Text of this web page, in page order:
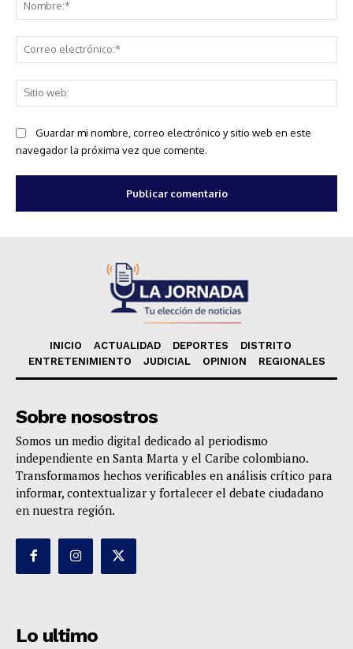
Guardar mi nombre, correo electrónico y sitio web en este
navegador la próxima vez que comente.
INICIO ACTUALIDAD DEPORTES
DISTRITO
ENTRETENIMIENTO
JUDICIAL OPINION REGIONALES
Sobre nosostros
Somos un medio digital dedicado al periodismo
independiente en Santa Marta y el Caribe colombiano.
Transformamos hechos verificables en análisis crítico para
informar, contextualizar y fortalecer el debate ciudadano
en nuestra región.
Lo ultimo